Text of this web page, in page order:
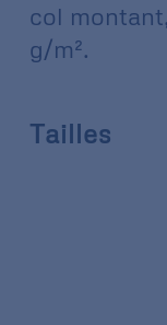
col
g/m².
Tailles